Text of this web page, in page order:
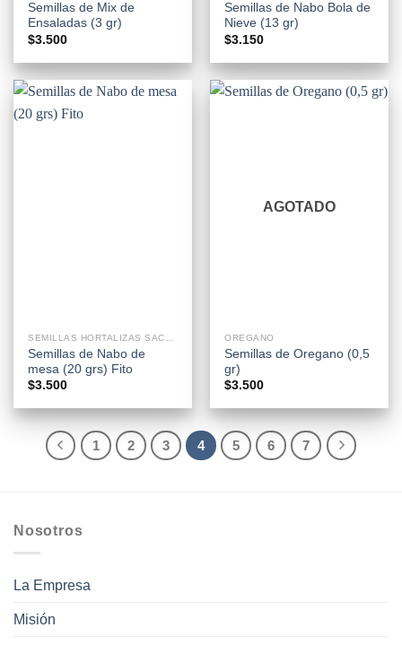
Semillas de Mix de
Ensaladas (3 gr)
$3.500
Semillas de Nabo Bola de
Nieve (13 gr)
$3.150
Semillas de Nabo de
mesa (20 grs) Fito
$3.500
AGOTADO
OREGANO
Semillas de Oregano (0,5
gr)
$3.500
1 2 3 4 5 6 7
Nosotros
La Empresa
Misión